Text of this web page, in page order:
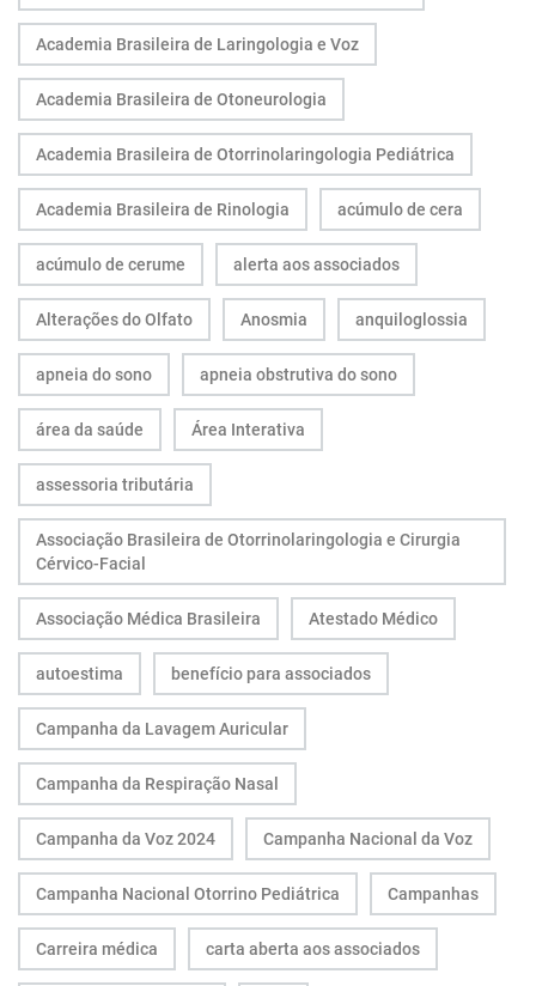
Academia Brasileira de Laringologia e Voz
Academia Brasileira de Otoneurologia
Academia Brasileira de Otorrinolaringologia Pediátrica
Academia Brasileira de Rinologia acúmulo de cera
acúmulo de cerume alerta aos associados
Alterações do Olfato Anosmia anquiloglossia
apneia do sono apneia obstrutiva do sono
área da saúde Área Interativa
assessoria tributária
Associação Brasileira de Otorrinolaringologia e Cirurgia
Cérvico-Facial
Associação Médica Brasileira Atestado Médico
autoestima benefício para associados
Campanha da Lavagem Auricular
Campanha da Respiração Nasal
Campanha da Voz 2024 Campanha Nacional da Voz
Campanha Nacional Otorrino Pediátrica Campanhas
Carreira médica carta aberta aos associados